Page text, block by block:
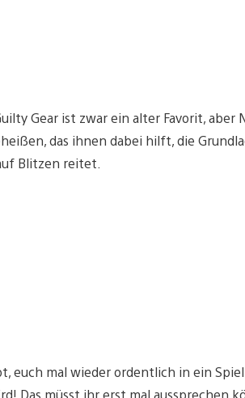
Gear ist zwar ein alter Favorit, aber
das ihnen dabei hilft, die
Blitzen reitet.
euch mal wieder ordentlich in ein
Das müsst ihr erst mal aussprechen